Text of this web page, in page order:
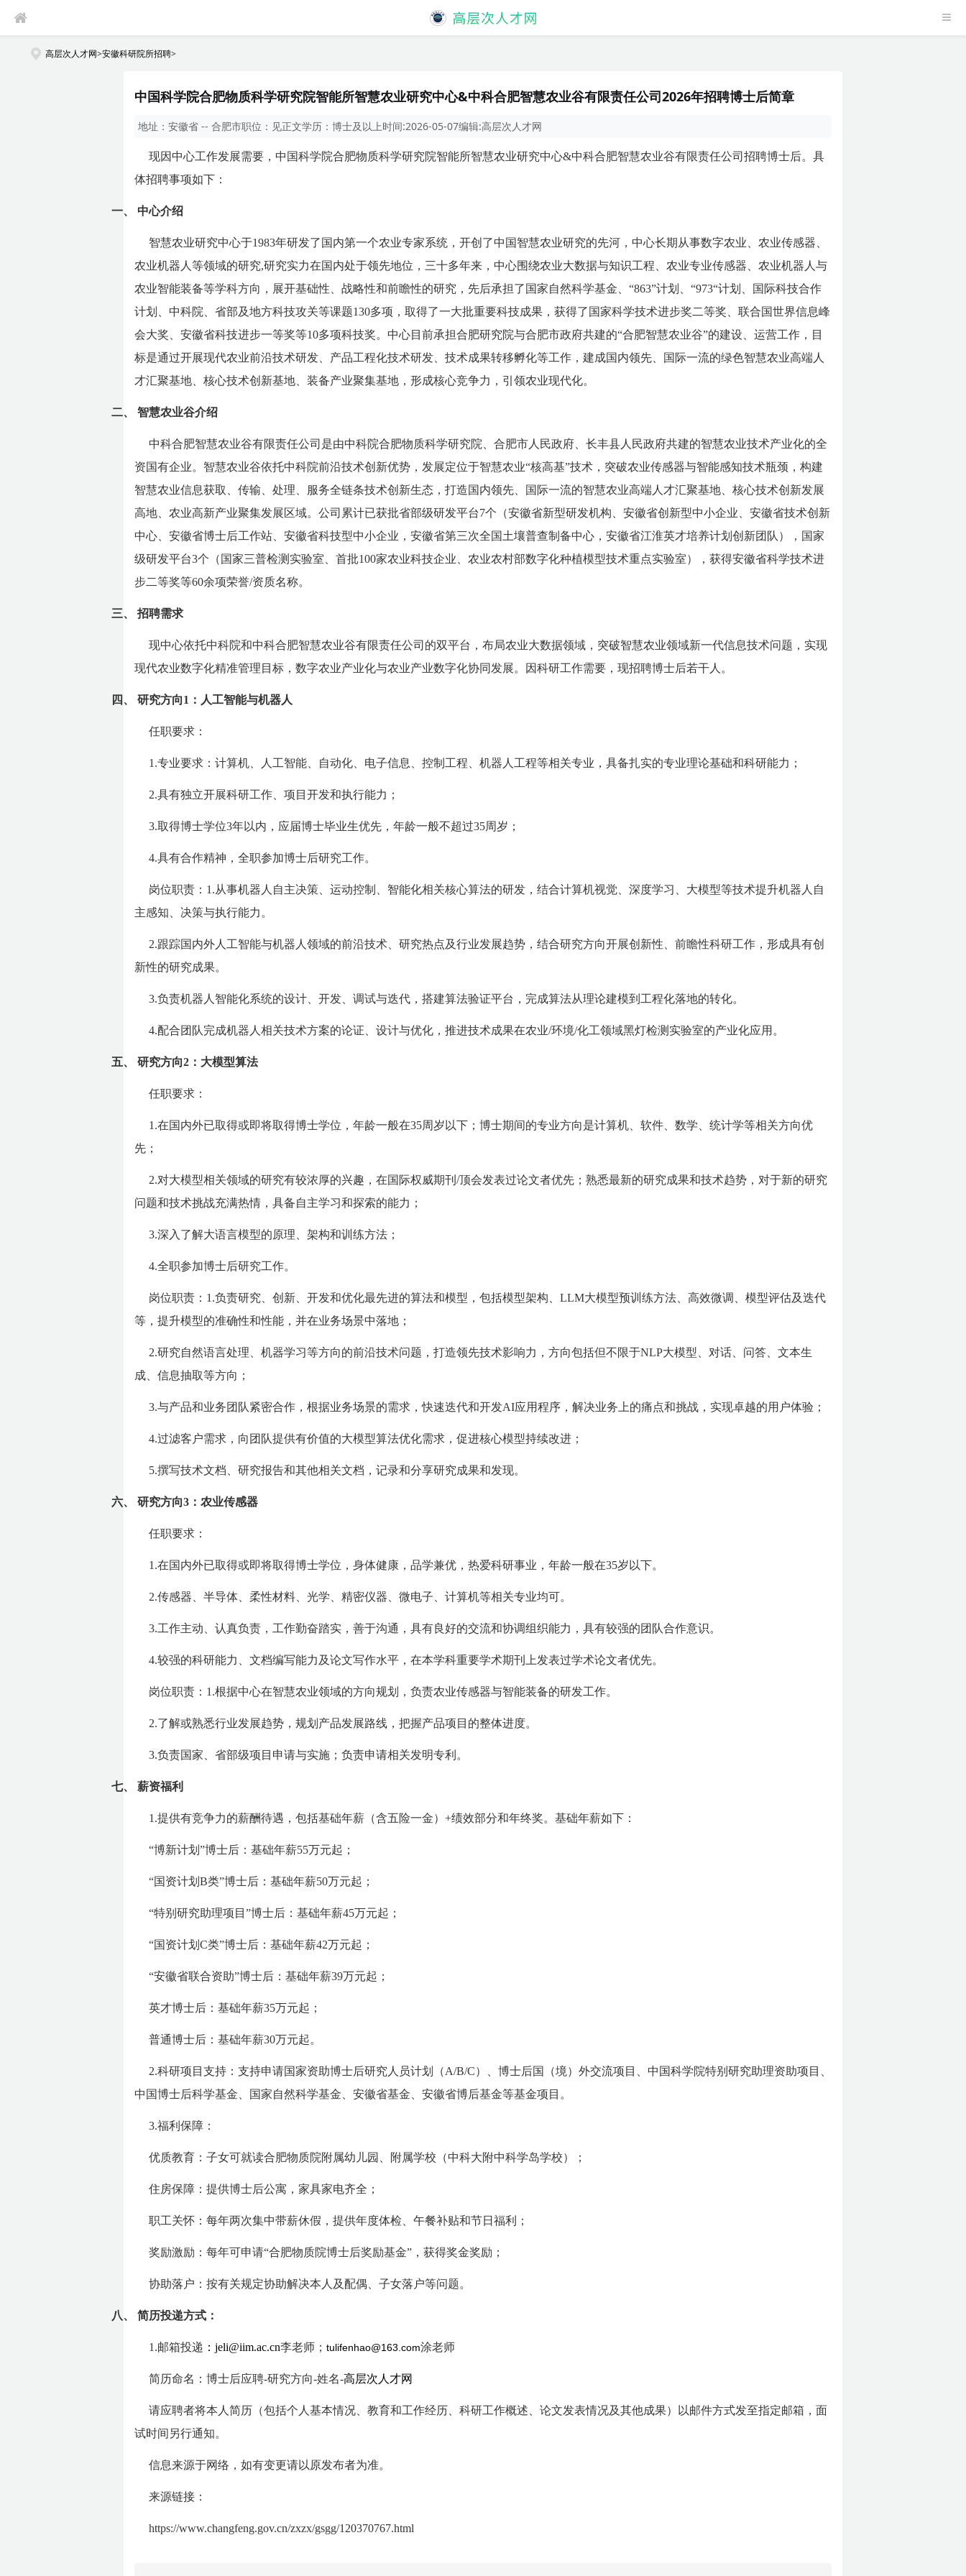
高层次人才网>安徽科研院所招聘>
中国科学院合肥物质科学研究院智能所智慧农业研究中心&中科合肥智慧农业谷有限责任公司2026年招聘博士后简章
地址： 安徽省 -- 合肥市职位： 见正文学历： 博士及以上时间:2026-05-07编辑:高层次人才网
现因中心工作发展需要，中国科学院合肥物质科学研究院智能所智慧农业研究中心&中科合肥智慧农业谷有限责任公司招聘博士后。具
体招聘事项如下：
一、 中心介绍
智慧农业研究中心于1983年研发了国内第一个农业专家系统，开创了中国智慧农业研究的先河，中心长期从事数字农业、农业传感器、
农业机器人等领域的研究,研究实力在国内处于领先地位，三十多年来，中心围绕农业大数据与知识工程、农业专业传感器、农业机器人与
农业智能装备等学科方向，展开基础性、战略性和前瞻性的研究，先后承担了国家自然科学基金、“863”计划、“973“计划、国际科技合作
计划、中科院、省部及地方科技攻关等课题130多项，取得了一大批重要科技成果，获得了国家科学技术进步奖二等奖、联合国世界信息峰
会大奖、安徽省科技进步一等奖等10多项科技奖。中心目前承担合肥研究院与合肥市政府共建的“合肥智慧农业谷”的建设、运营工作，目
标是通过开展现代农业前沿技术研发、产品工程化技术研发、技术成果转移孵化等工作，建成国内领先、国际一流的绿色智慧农业高端人
才汇聚基地、核心技术创新基地、装备产业聚集基地，形成核心竞争力，引领农业现代化。
二、 智慧农业谷介绍
中科合肥智慧农业谷有限责任公司是由中科院合肥物质科学研究院、合肥市人民政府、长丰县人民政府共建的智慧农业技术产业化的全
资国有企业。智慧农业谷依托中科院前沿技术创新优势，发展定位于智慧农业“核高基”技术，突破农业传感器与智能感知技术瓶颈，构建
智慧农业信息获取、传输、处理、服务全链条技术创新生态，打造国内领先、国际一流的智慧农业高端人才汇聚基地、核心技术创新发展
高地、农业高新产业聚集发展区域。公司累计已获批省部级研发平台7个（安徽省新型研发机构、安徽省创新型中小企业、安徽省技术创新
中心、安徽省博士后工作站、安徽省科技型中小企业，安徽省第三次全国土壤普查制备中心，安徽省江淮英才培养计划创新团队），国家
级研发平台3个（国家三普检测实验室、首批100家农业科技企业、农业农村部数字化种植模型技术重点实验室），获得安徽省科学技术进
步二等奖等60余项荣誉/资质名称。
三、 招聘需求
现中心依托中科院和中科合肥智慧农业谷有限责任公司的双平台，布局农业大数据领域，突破智慧农业领域新一代信息技术问题，实现
现代农业数字化精准管理目标，数字农业产业化与农业产业数字化协同发展。因科研工作需要，现招聘博士后若干人。
四、 研究方向1：人工智能与机器人
任职要求：
1.专业要求：计算机、人工智能、自动化、电子信息、控制工程、机器人工程等相关专业，具备扎实的专业理论基础和科研能力；
2.具有独立开展科研工作、项目开发和执行能力；
3.取得博士学位3年以内，应届博士毕业生优先，年龄一般不超过35周岁；
4.具有合作精神，全职参加博士后研究工作。
岗位职责：1.从事机器人自主决策、运动控制、智能化相关核心算法的研发，结合计算机视觉、深度学习、大模型等技术提升机器人自
主感知、决策与执行能力。
2.跟踪国内外人工智能与机器人领域的前沿技术、研究热点及行业发展趋势，结合研究方向开展创新性、前瞻性科研工作，形成具有创
新性的研究成果。
3.负责机器人智能化系统的设计、开发、调试与迭代，搭建算法验证平台，完成算法从理论建模到工程化落地的转化。
4.配合团队完成机器人相关技术方案的论证、设计与优化，推进技术成果在农业/环境/化工领域黑灯检测实验室的产业化应用。
五、 研究方向2：大模型算法
任职要求：
1.在国内外已取得或即将取得博士学位，年龄一般在35周岁以下；博士期间的专业方向是计算机、软件、数学、统计学等相关方向优
先；
2.对大模型相关领域的研究有较浓厚的兴趣，在国际权威期刊/顶会发表过论文者优先；熟悉最新的研究成果和技术趋势，对于新的研究
问题和技术挑战充满热情，具备⾃主学习和探索的能⼒ ；
3.深 ⼊ 了解⼤语⾔模型的原理、架构和训练⽅法 ；
4.全职参加博士后研究工作。
岗位职责：1.负责研究、创新、开发和优化最先进的算法和模型，包括模型架构、LLM大模型预训练方法、高效微调、模型评估及迭代
等，提升模型的准确性和性能，并在业务场景中落地；
2.研究自然语言处理、机器学习等方向的前沿技术问题，打造领先技术影响力，方向包括但不限于NLP大模型、对话、问答、文本生
成、信息抽取等方向；
3.与产品和业务团队紧密合作，根据业务场景的需求，快速迭代和开发AI应用程序，解决业务上的痛点和挑战，实现卓越的用户体验；
4.过滤客户需求，向团队提供有价值的大模型算法优化需求，促进核心模型持续改进；
5.撰写技术⽂档、研究报告和其他相关⽂档，记录和分享研究成果和发现。
六、 研究方向3：农业传感器
任职要求：
1.在国内外已取得或即将取得博士学位，身体健康，品学兼优，热爱科研事业，年龄一般在35岁以下。
2.传感器、半导体、柔性材料、光学、精密仪器、微电子、计算机等相关专业均可。
3.工作主动、认真负责，工作勤奋踏实，善于沟通，具有良好的交流和协调组织能力，具有较强的团队合作意识。
4.较强的科研能力、文档编写能力及论文写作水平，在本学科重要学术期刊上发表过学术论文者优先。
岗位职责：1.根据中心在智慧农业领域的方向规划，负责农业传感器与智能装备的研发工作。
2.了解或熟悉行业发展趋势，规划产品发展路线，把握产品项目的整体进度。
3.负责国家、省部级项目申请与实施；负责申请相关发明专利。
七、 薪资福利
1.提供有竞争力的薪酬待遇，包括基础年薪（含五险一金）+绩效部分和年终奖。基础年薪如下：
“博新计划”博士后：基础年薪55万元起；
“国资计划B类”博士后：基础年薪50万元起；
“特别研究助理项目”博士后：基础年薪45万元起；
“国资计划C类”博士后：基础年薪42万元起；
“安徽省联合资助”博士后：基础年薪39万元起；
英才博士后：基础年薪35万元起；
普通博士后：基础年薪30万元起。
2.科研项目支持：支持申请国家资助博士后研究人员计划（A/B/C）、博士后国（境）外交流项目、中国科学院特别研究助理资助项目、
中国博士后科学基金、国家自然科学基金、安徽省基金、安徽省博后基金等基金项目。
3.福利保障：
优质教育：子女可就读合肥物质院附属幼儿园、附属学校（中科大附中科学岛学校）；
住房保障：提供博士后公寓，家具家电齐全；
职工关怀：每年两次集中带薪休假，提供年度体检、午餐补贴和节日福利；
奖励激励：每年可申请“合肥物质院博士后奖励基金”，获得奖金奖励；
协助落户：按有关规定协助解决本人及配偶、子女落户等问题。
八、 简历投递方式：
1.邮箱投递 ：jeli@iim.ac.cn李老师； tulifenhao@163.com涂老师
简历命名：博士后应聘-研究方向-姓名-高层次人才网
请应聘者将本人简历（包括个人基本情况、教育和工作经历、科研工作概述、论文发表情况及其他成果）以邮件方式发至指定邮箱，面
试时间另行通知。
信息来源于网络，如有变更请以原发布者为准。
来源链接：
https://www.changfeng.gov.cn/zxzx/gsgg/120370767.html